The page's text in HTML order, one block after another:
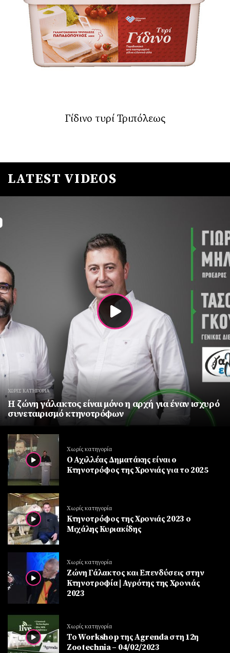
Γίδινο τυρί Τριπόλεως
LATEST VIDEOS
ΧΩΡΊΣ ΚΑΤΗΓΟΡΊΑ
Η ζώνη γάλακτος είναι μόνο η αρχή για έναν ισχυρό
συνεταιρισμό κτηνοτρόφων
Χωρίς κατηγορία
O Αχιλλέας Δηματάκης είναι o
Κτηνοτρόφος της Χρονιάς για το 2025
Χωρίς κατηγορία
Κτηνοτρόφος της Χρονιάς 2023 ο
Μιχάλης Κυριακίδης
Χωρίς κατηγορία
Ζώνη Γάλακτος και Επενδύσεις στην
Κτηνοτροφία | Αγρότης της Χρονιάς
2023
Χωρίς κατηγορία
Το Workshop της Agrenda στη 12η
Zootechnia – 04/02/2023